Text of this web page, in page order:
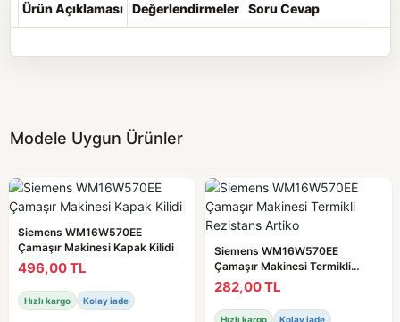
Ürün Açıklaması Değerlendirmeler Soru Cevap
Modele Uygun Ürünler
Siemens WM16W570EE
Çamaşır Makinesi Kapak Kilidi
496,00 TL
Hızlı kargo Kolay iade
Siemens WM16W570EE
Çamaşır Makinesi Termikli
Rezistans Artiko
282,00 TL
Hızlı kargo Kolay iade